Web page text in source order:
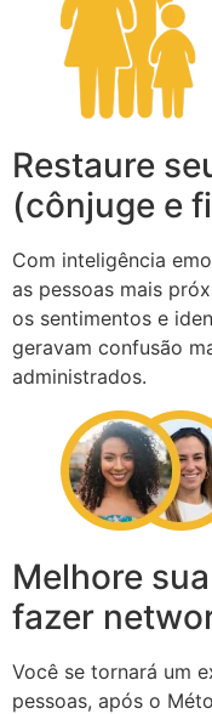
Restaure
(cônjuge e
Com inteligência
as pessoas mais
os sentimentos e
geravam confusão
administrados.
Melhore
fazer
Você se tornará um
pessoas, após o